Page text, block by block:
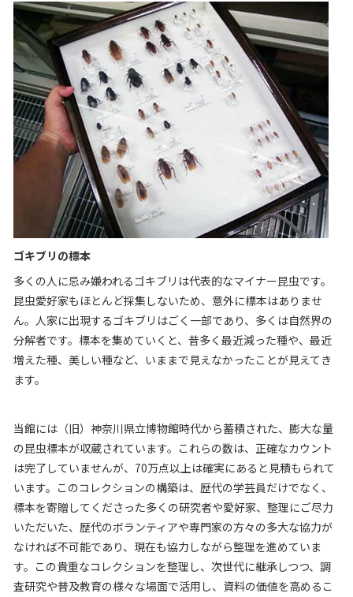
ゴキブリの標本
多くの人に忌み嫌われるゴキブリは代表的なマイナー昆虫です。
昆虫愛好家もほとんど採集しないため、意外に標本はありませ
ん。人家に出現するゴキブリはごく一部であり、多くは自然界の
分解者です。標本を集めていくと、昔多く最近減った種や、最近
増えた種、美しい種など、いままで見えなかったことが見えてき
ます。
当館には（旧）神奈川県立博物館時代から蓄積された、膨大な量
の昆虫標本が収蔵されています。これらの数は、正確なカウント
は完了していませんが、 70万点以上は確実にあると見積もられて
います。このコレクションの構築は、歴代の学芸員だけでなく、
標本を寄贈してくださった多くの研究者や愛好家、整理にご尽力
いただいた、歴代のボランティアや専門家の方々の多大な協力が
なければ不可能であり、現在も協力しながら整理を進めていま
す。この貴重なコレクションを整理し、次世代に継承しつつ、調
査研究や普及教育の様々な場面で活用し、資料の価値を高めるこ